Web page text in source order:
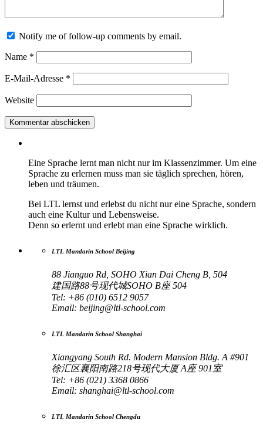
Notify me of follow-up comments by email.
Name *
E-Mail-Adresse *
Website
Eine Sprache lernt man nicht nur im Klassenzimmer. Um eine
Sprache zu erlernen muss man sie täglich sprechen, hören,
leben und träumen.
Bei LTL lernst und erlebst du nicht nur eine Sprache, sondern
auch eine Kultur und Lebensweise.
Denn so erlernt und erlebt man eine Sprache wirklich.
LTL Mandarin School Beijing
88 Jianguo Rd, SOHO Xian Dai Cheng B, 504
建国路88号现代城SOHO B座 504
Tel: +86 (010) 6512 9057
Email: beijing@ltl-school.com
LTL Mandarin School Shanghai
Xiangyang South Rd. Modern Mansion Bldg. A #901
徐汇区襄阳南路218号现代大厦 A座 901室
Tel: +86 (021) 3368 0866
Email: shanghai@ltl-school.com
LTL Mandarin School Chengdu